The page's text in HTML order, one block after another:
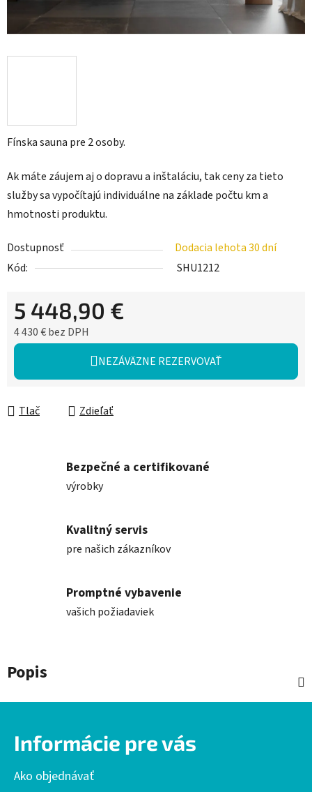
Fínska sauna pre 2 osoby.
Ak máte záujem aj o dopravu a inštaláciu, tak ceny za tieto
služby sa vypočítajú individuálne na základe počtu km a
hmotnosti produktu.
Dostupnosť
Dodacia lehota 30 dní
Kód:
SHU1212
5 448,90 €
4 430 € bez DPH
Jednotková cena: NEZÁVÄZNE REZERVOVAŤ
Tlač Zdieľať
Bezpečné a certifikované
výrobky
Kvalitný servis
pre našich zákazníkov
Promptné vybavenie
vašich požiadaviek
Popis
Informácie pre vás
Ako objednávať